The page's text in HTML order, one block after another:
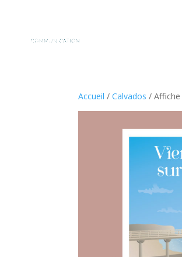
Accueil /Calvados / Affiche